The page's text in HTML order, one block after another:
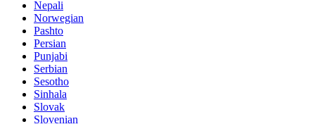
Nepali
Norwegian
Pashto
Persian
Punjabi
Serbian
Sesotho
Sinhala
Slovak
Slovenian